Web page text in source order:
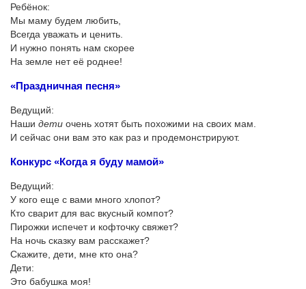
Ребёнок:
Мы маму будем любить,
Всегда уважать и ценить.
И нужно понять нам скорее
На земле нет её роднее!
«Праздничная песня»
Ведущий:
Наши дети очень хотят быть похожими на своих мам.
И сейчас они вам это как раз и продемонстрируют.
Конкурс «Когда я буду мамой»
Ведущий:
У кого еще с вами много хлопот?
Кто сварит для вас вкусный компот?
Пирожки испечет и кофточку свяжет?
На ночь сказку вам расскажет?
Скажите, дети, мне кто она?
Дети:
Это бабушка моя!